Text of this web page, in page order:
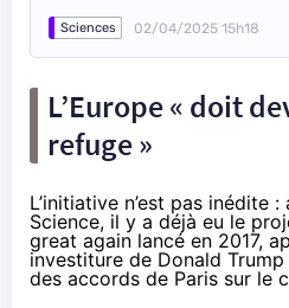
Sciences 02/04/2025 15h18
L’Europe « doit
refuge »
L’initiative n’est pas inédite
Science, il y a déjà eu le
great again lancé en 2017,
investiture de Donald
des accords de Paris sur le